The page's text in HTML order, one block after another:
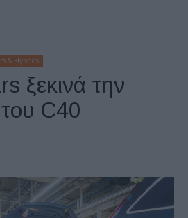
& Hybrids
ξεκινά την
C40